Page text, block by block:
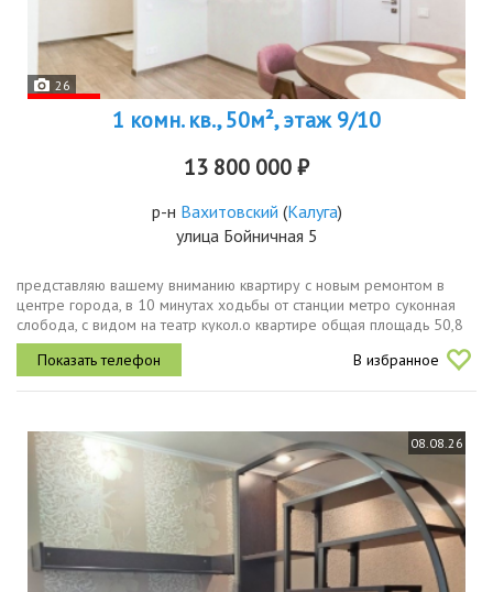
26
1 комн. кв., 50м², этаж 9/10
13 800 000 ₽
р-н Вахитовский (Калуга)
улица Бойничная 5
представляю вашему вниманию квартиру с новым ремонтом в
центре города, в 10 минутах ходьбы от станции метро суконная
слобода, с видом на театр кукол.о квартире общая площадь 50,8
кв.м. кухня 12,9 кв.м., комната 24,3 кв.м. грамотно зонирована на...
В избранное
08.08.26